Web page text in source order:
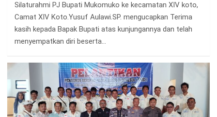
Silaturahmi PJ Bupati Mukomuko ke kecamatan XIV koto,
Camat XIV Koto.Yusuf Aulawi.SP. mengucapkan Terima
kasih kepada Bapak Bupati atas kunjungannya dan telah
menyempatkan diri beserta…